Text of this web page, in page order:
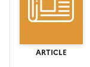
ARTICLE